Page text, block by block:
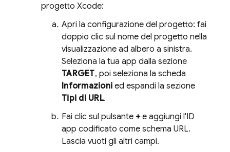
progetto Xcode:
Apri la configurazione del progetto: fai
doppio clic sul nome del progetto nella
visualizzazione ad albero a sinistra.
Seleziona la tua app dalla sezione
TARGET, poi seleziona la scheda
Informazioni ed espandi la sezione
Tipi di URL.
Fai clic sul pulsante +e aggiungi l'ID
app codificato come schema URL.
Lascia vuoti gli altri campi.